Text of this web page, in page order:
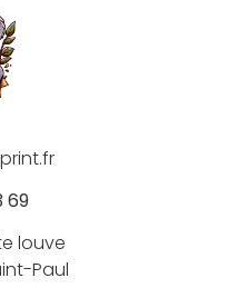
69
louve
Paul